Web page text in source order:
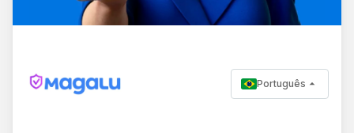
Português